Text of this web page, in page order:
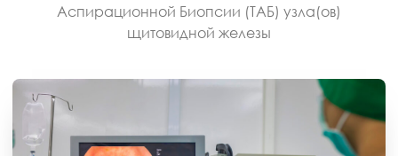
Аспирационной Биопсии (ТАБ) узла(ов)
щитовидной железы